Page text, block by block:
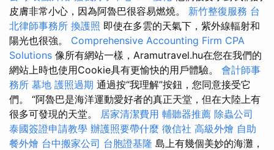
皮膚非常小心，因為阿魯巴很容易燃燒。 新竹整復服務 台
北律師事務所 換護照 即使在多雲的天氣下，紫外線輻射和
陽光也很強。 Comprehensive Accounting Firm CPA
Solutions 像所有網站一樣，Aramutravel.hu在您在我們的
網站上時也使用Cookie具有更愉快的用戶體驗。 會計師事
務所 墓地 護照過期 通過按“我理解”按鈕，您同意接受它
們。 “阿魯巴是海洋運動愛好者的真正天堂，但在大陸上有
很多可發現的天堂。 居家清潔費用 輔聽器推薦 除蟲公司
泰國簽證申請教學 辦護照要帶什麼 徵信社 高級外燴 自助
餐外燴 台中搬家公司 台胞證基隆 島上有幾個美妙的海灘，